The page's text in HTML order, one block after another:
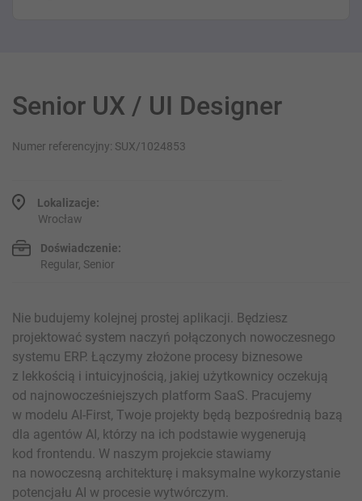
Senior UX / UI Designer
Numer referencyjny: SUX/1024853
Lokalizacje:
Wrocław
Doświadczenie:
Regular, Senior
Nie budujemy kolejnej prostej aplikacji. Będziesz
projektować system naczyń połączonych nowoczesnego
systemu ERP. Łączymy złożone procesy biznesowe
z lekkością i intuicyjnością, jakiej użytkownicy oczekują
od najnowocześniejszych platform SaaS. Pracujemy
w modelu AI-First, Twoje projekty będą bezpośrednią bazą
dla agentów AI, którzy na ich podstawie wygenerują
kod frontendu. W naszym projekcie stawiamy
na nowoczesną architekturę i maksymalne wykorzystanie
potencjału AI w procesie wytwórczym.